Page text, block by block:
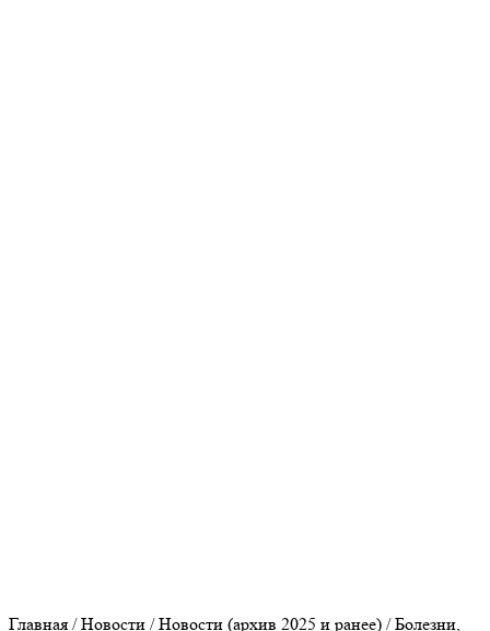
Главная /Новости /Новости (архив 2025 и ранее) /Болезни,